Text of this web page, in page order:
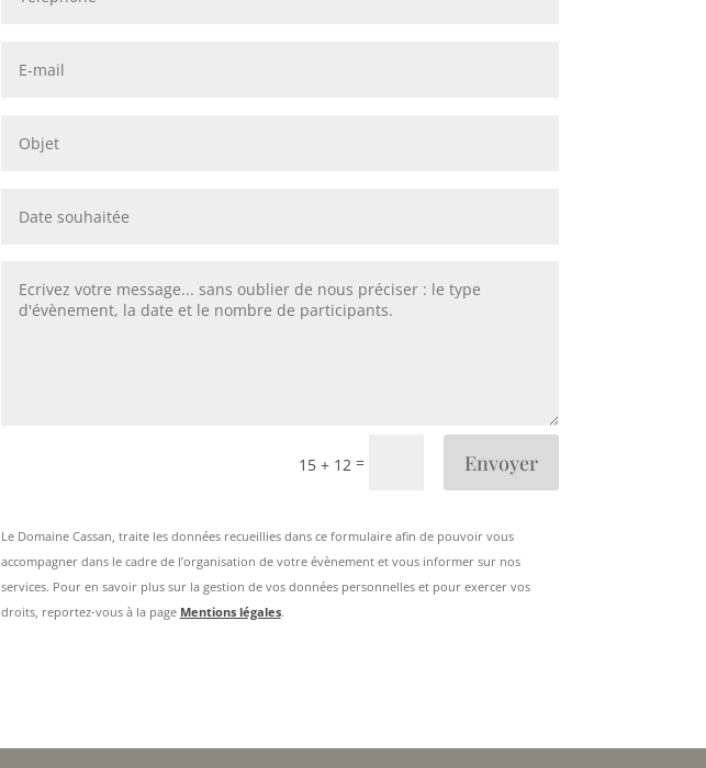
15 + 12 = Envoyer
Le Domaine Cassan, traite les données recueillies dans ce formulaire afin de pouvoir vous
accompagner dans le cadre de l’organisation de votre évènement et vous informer sur nos
services. Pour en savoir plus sur la gestion de vos données personnelles et pour exercer vos
droits, reportez-vous à la page Mentions légales.